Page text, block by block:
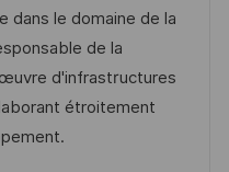
d
’
a
f
f
é
g
o
r
i
dans le domaine de la
de la
d'infrastructures
étroitement